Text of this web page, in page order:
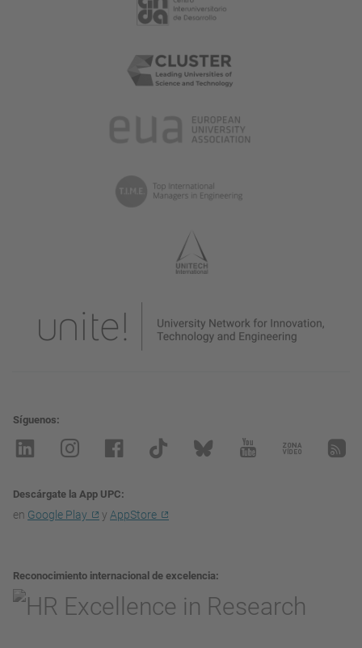
Síguenos
Descárgate la App UPC
en Google Play y AppStore
Reconocimiento internacional de excelencia